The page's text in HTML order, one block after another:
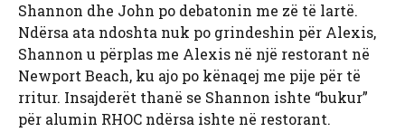
Shannon dhe John po debatonin me zë të lartë.
Ndërsa ata ndoshta nuk po grindeshin për Alexis,
Shannon u përplas me Alexis në një restorant në
Newport Beach, ku ajo po kënaqej me pije për të
rritur. Insajderët thanë se Shannon ishte “bukur”
për alumin RHOC ndërsa ishte në restorant.